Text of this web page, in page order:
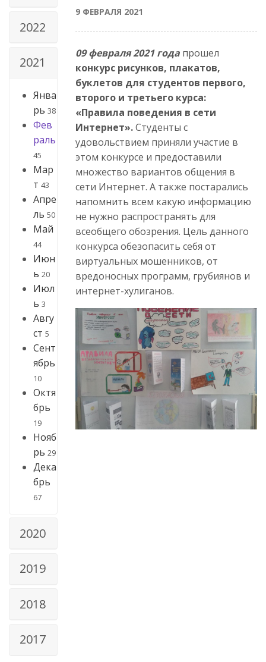
2022
2021
Янва
рь 38
Фев
раль
45
Мар
т 43
Апре
ль 50
Май
44
Июн
ь 20
Июл
ь 3
Авгу
ст 5
Сент
ябрь
10
Октя
брь
19
Нояб
рь 29
Дека
брь
67
2020
2019
2018
2017
9 ФЕВРАЛЯ 2021
09 февраля 2021 года прошел
конкурс рисунков, плакатов,
буклетов для студентов первого,
второго и третьего курса:
«Правила поведения в сети
Интернет».Студенты с
удовольствием приняли участие в
этом конкурсе и предоставили
множество вариантов общения в
сети Интернет. А также постарались
напомнить всем какую информацию
не нужно распространять для
всеобщего обозрения. Цель данного
конкурса обезопасить себя от
виртуальных мошенников, от
вредоносных программ, грубиянов и
интернет-хулиганов.